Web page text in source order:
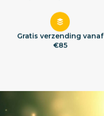
Gratis verzending vanaf
€85